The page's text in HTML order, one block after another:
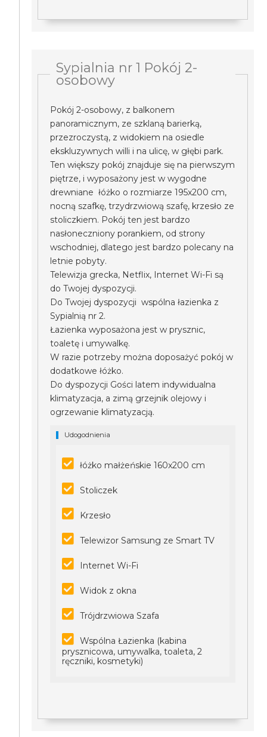
Sypialnia nr 1 Pokój 2-
osobowy
Pokój 2-osobowy, z balkonem
panoramicznym, ze szklaną barierką,
przezroczystą, z widokiem na osiedle
ekskluzywnych willi i na ulicę, w głębi park.
Ten większy pokój znajduje się na pierwszym
piętrze, i wyposażony jest w wygodne
drewniane łóżko o rozmiarze 195x200 cm,
nocną szafkę, trzydrzwiową szafę, krzesło ze
stoliczkiem. Pokój ten jest bardzo
nasłoneczniony porankiem, od strony
wschodniej, dlatego jest bardzo polecany na
letnie pobyty.
Telewizja grecka, Netflix, Internet Wi-Fi są
do Twojej dyspozycji.
Do Twojej dyspozycji wspólna łazienka z
Sypialnią nr 2.
Łazienka wyposażona jest w prysznic,
toaletę i umywalkę.
W razie potrzeby można doposażyć pokój w
dodatkowe łóżko.
Do dyspozycji Gości latem indywidualna
klimatyzacja, a zimą grzejnik olejowy i
ogrzewanie klimatyzacją.
Udogodnienia
łóżko małżeńskie 160x200 cm
Stoliczek
Krzesło
Telewizor Samsung ze Smart TV
Internet Wi-Fi
Widok z okna
Trójdrzwiowa Szafa
Wspólna Łazienka (kabina
prysznicowa, umywalka, toaleta, 2
ręczniki, kosmetyki)